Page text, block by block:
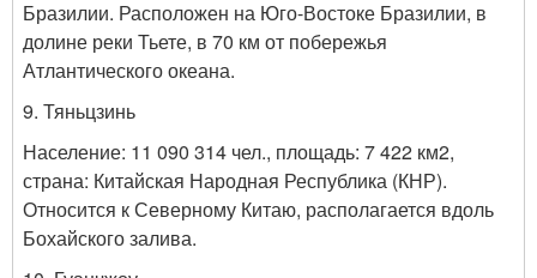
Бразилии. Расположен на Юго-Востоке Бразилии, в
долине реки Тьете, в 70 км от побережья
Атлантического океана.
9. Тяньцзинь
Население: 11 090 314 чел., площадь: 7 422 км2,
страна: Китайская Народная Республика (КНР).
Относится к Северному Китаю, располагается вдоль
Бохайского залива.